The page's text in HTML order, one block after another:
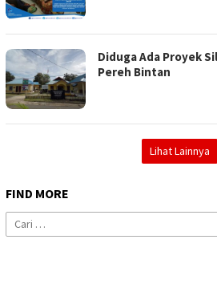
Diduga Ada Proyek
Pereh Bintan
Lihat Lainnya
FIND MORE
Cari
untuk: